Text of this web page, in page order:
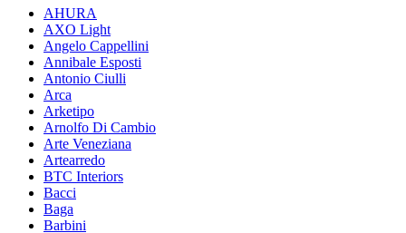
AHURA
AXO Light
Angelo Cappellini
Annibale Esposti
Antonio Ciulli
Arca
Arketipo
Arnolfo Di Cambio
Arte Veneziana
Artearredo
BTC Interiors
Bacci
Baga
Barbini